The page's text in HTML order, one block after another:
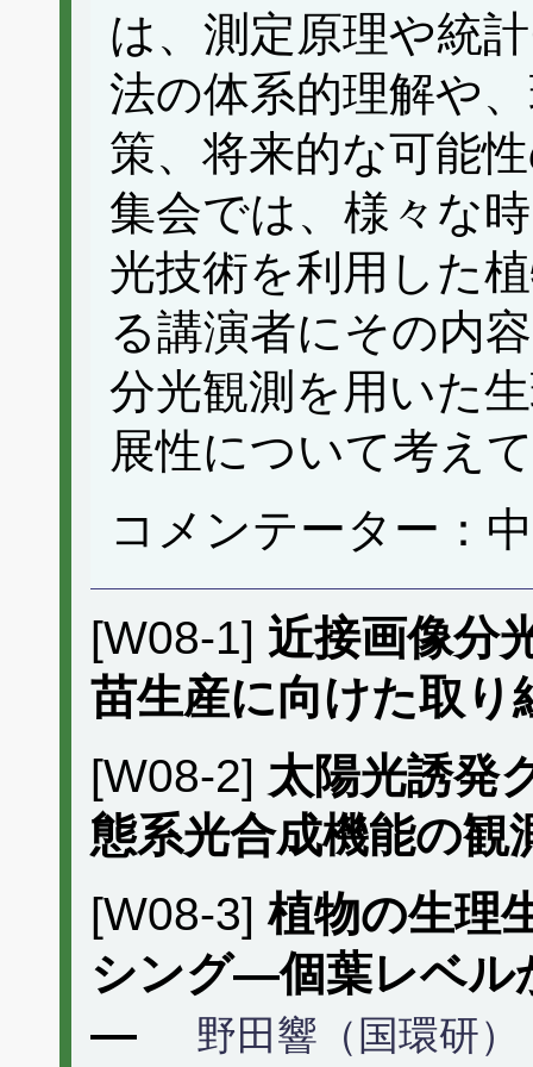
は、測定原理や統
法の体系的理解や
策、将来的な可能
集会では、様々な
光技術を利用した
る講演者にその内
分光観測を用いた
展性について考え
コメンテーター：
[W08-1] 近接画像分
苗生産に向けた取り
[W08-2] 太陽光誘発
態系光合成機能の観
[W08-3]植物の生理
シング―個葉レベル
―
野田響（国環研）